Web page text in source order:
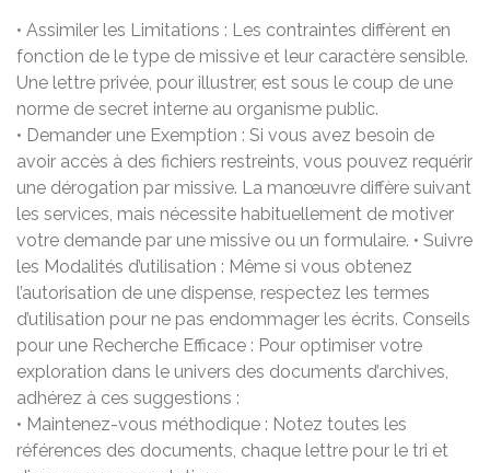
• Assimiler les Limitations : Les contraintes diffèrent en
fonction de le type de missive et leur caractère sensible.
Une lettre privée, pour illustrer, est sous le coup de une
norme de secret interne au organisme public.
• Demander une Exemption : Si vous avez besoin de
avoir accès à des fichiers restreints, vous pouvez requérir
une dérogation par missive. La manœuvre diffère suivant
les services, mais nécessite habituellement de motiver
votre demande par une missive ou un formulaire. • Suivre
les Modalités d’utilisation : Même si vous obtenez
l’autorisation de une dispense, respectez les termes
d’utilisation pour ne pas endommager les écrits. Conseils
pour une Recherche Efficace : Pour optimiser votre
exploration dans le univers des documents d’archives,
adhérez à ces suggestions :
• Maintenez-vous méthodique : Notez toutes les
références des documents, chaque lettre pour le tri et